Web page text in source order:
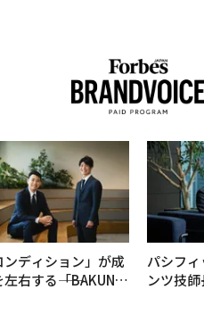
ンディション」が成
右する――「BAKUN
パシフ
ンツ技